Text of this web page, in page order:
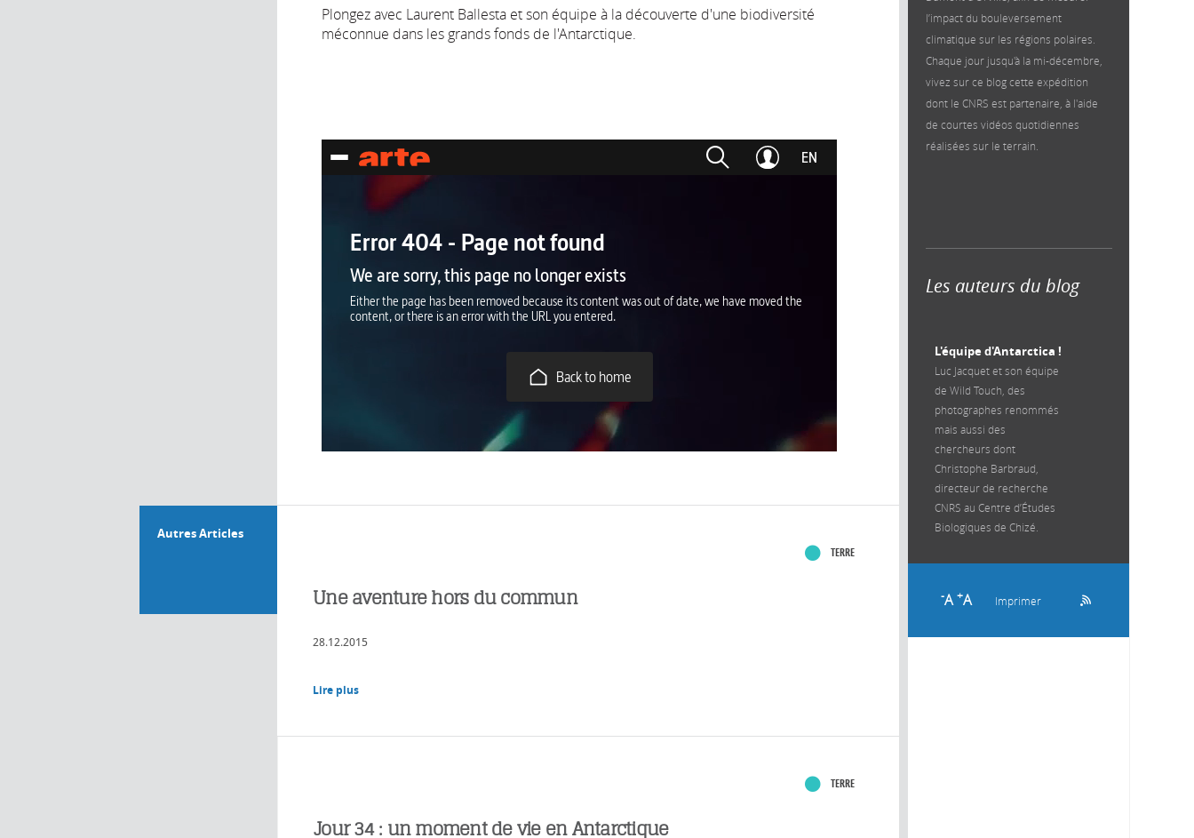
l’impact du bouleversement
climatique sur les régions polaires.
Chaque jour jusqu'à la mi-décembre,
vivez sur ce blog cette expédition
dont le CNRS est partenaire, à l'aide
de courtes vidéos quotidiennes
réalisées sur le terrain.
Les auteurs du blog
L'équipe d'Antarctica !
Luc Jacquet et son équipe
de Wild Touch, des
photographes renommés
mais aussi des
chercheurs dont
Christophe Barbraud,
directeur de recherche
CNRS au Centre d’Études
Biologiques de Chizé.
-A +A Imprimer
Plongez avec Laurent Ballesta et son équipe à la découverte d'une biodiversité
méconnue dans les grands fonds de l'Antarctique.
Autres Articles
TERRE
Une aventure hors du commun
28.12.2015
Lire plus
TERRE
Jour 34 : un moment de vie en Antarctique